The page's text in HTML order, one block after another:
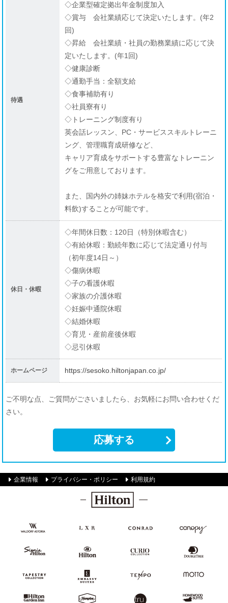
待遇
◇企業型確定拠出年金制度加入
◇賞与 会社業績応じて決定いたします。(年2
回)
◇昇給 会社業績・社員の勤務業績に応じて決
定いたします。(年1回)
◇健康診断
◇通勤手当：全額支給
◇食事補助有り
◇社員寮有り
◇トレーニング制度有り
英会話レッスン、PC・サービススキルトレーニ
ング、管理職育成研修など、
キャリア育成をサポートする豊富なトレーニン
グをご用意しております。
また、国内外の姉妹ホテルを格安で利用(宿泊・
料飲)することが可能です。
休日・休暇
◇年間休日数：120日（特別休暇含む）
◇有給休暇：勤続年数に応じて法定通り付与
（初年度14日～）
◇傷病休暇
◇子の看護休暇
◇家族の介護休暇
◇妊娠中通院休暇
◇結婚休暇
◇育児・産前産後休暇
◇忌引休暇
ホームページ https://sesoko.hiltonjapan.co.jp/
ご不明な点、ご質問がごさいましたら、お気軽にお問い合わせくだ
さい。
応募する
企業情報 プライバシー・ポリシー 利用規約
Hilton
Waldorf
Astoria
Resorts
LXR
Conrad
Canopy by
Hilton
SignisaHilton
Hilton
Hotels
Resorts
Curio
Collection
DoubleTree
by
Tapestry
Collection
Embassy
Suites
Hilton
TEMPO MOTTO
Hilton
Hampton
Tru
Homewood